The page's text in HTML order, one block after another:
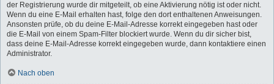
der Registrierung wurde dir mitgeteilt, ob eine Aktivierung nötig ist oder nicht.
Wenn du eine E-Mail erhalten hast, folge den dort enthaltenen Anweisungen.
Ansonsten prüfe, ob du deine E-Mail-Adresse korrekt eingegeben hast oder
die E-Mail von einem Spam-Filter blockiert wurde. Wenn du dir sicher bist,
dass deine E-Mail-Adresse korrekt eingegeben wurde, dann kontaktiere einen
Administrator.
Nach oben